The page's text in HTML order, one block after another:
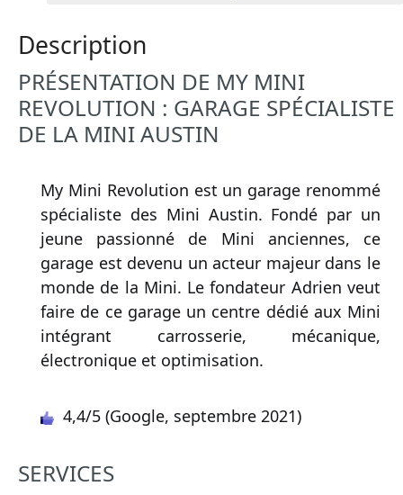
Description
PRÉSENTATION DE MY MINI
REVOLUTION : GARAGE SPÉCIALISTE
DE LA MINI AUSTIN
My Mini Revolution est un garage renommé
spécialiste des Mini Austin. Fondé par un
jeune passionné de Mini anciennes, ce
garage est devenu un acteur majeur dans le
monde de la Mini. Le fondateur Adrien veut
faire de ce garage un centre dédié aux Mini
intégrant carrosserie, mécanique,
électronique et optimisation.
4,4/5 (Google, septembre 2021)
SERVICES